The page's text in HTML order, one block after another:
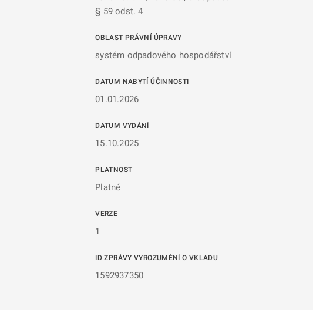
§ 59 odst. 4
OBLAST PRÁVNÍ ÚPRAVY
systém odpadového hospodářství
DATUM NABYTÍ ÚČINNOSTI
01.01.2026
DATUM VYDÁNÍ
15.10.2025
PLATNOST
Platné
VERZE
1
ID ZPRÁVY VYROZUMĚNÍ O VKLADU
1592937350